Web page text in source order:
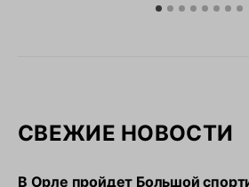
СВЕЖИЕ НОВОСТИ
В Орле пройдет Большой